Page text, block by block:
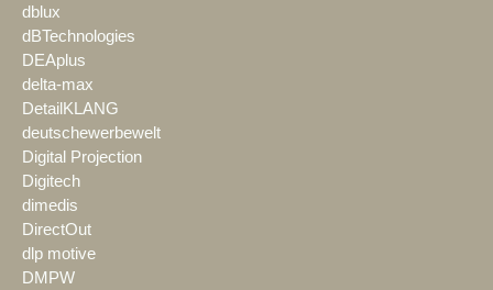
dblux
dBTechnologies
DEAplus
delta-max
DetailKLANG
deutschewerbewelt
Digital Projection
Digitech
dimedis
DirectOut
dlp motive
DMPW